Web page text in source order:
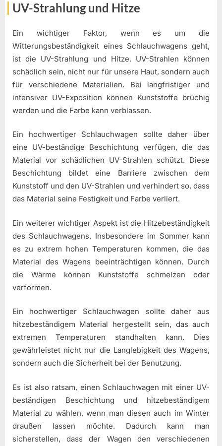
UV-Strahlung und Hitze
Ein wichtiger Faktor, wenn es um die
Witterungsbeständigkeit eines Schlauchwagens geht,
ist die UV-Strahlung und Hitze. UV-Strahlen können
schädlich sein, nicht nur für unsere Haut, sondern auch
für verschiedene Materialien. Bei langfristiger und
intensiver UV-Exposition können Kunststoffe brüchig
werden und die Farbe kann verblassen.
Ein hochwertiger Schlauchwagen sollte daher über
eine UV-beständige Beschichtung verfügen, die das
Material vor schädlichen UV-Strahlen schützt. Diese
Beschichtung bildet eine Barriere zwischen dem
Kunststoff und den UV-Strahlen und verhindert so, dass
das Material seine Festigkeit und Farbe verliert.
Ein weiterer wichtiger Aspekt ist die Hitzebeständigkeit
des Schlauchwagens. Insbesondere im Sommer kann
es zu extrem hohen Temperaturen kommen, die das
Material des Wagens beeinträchtigen können. Durch
die Wärme können Kunststoffe schmelzen oder
verformen.
Ein hochwertiger Schlauchwagen sollte daher aus
hitzebeständigem Material hergestellt sein, das auch
extremen Temperaturen standhalten kann. Dies
gewährleistet nicht nur die Langlebigkeit des Wagens,
sondern auch die Sicherheit bei der Benutzung.
Es ist also ratsam, einen Schlauchwagen mit einer UV-
beständigen Beschichtung und hitzebeständigem
Material zu wählen, wenn man diesen auch im Winter
draußen lassen möchte. Dadurch kann man
sicherstellen, dass der Wagen den verschiedenen